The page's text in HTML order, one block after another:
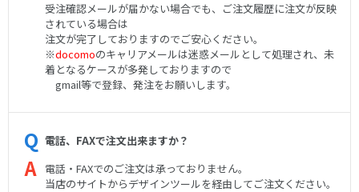
受注確認メールが届かない場合でも、ご注文履歴に注文が反映
されている場合は
注文が完了しておりますのでご安心ください。
※docomoのキャリアメールは迷惑メールとして処理され、未
着となるケースが多発しておりますので
gmail等で登録、発注をお願いします。
電話、FAXで注文出来ますか？
電話・FAXでのご注文は承っておりません。
当店のサイトからデザインツールを経由してご注文ください。